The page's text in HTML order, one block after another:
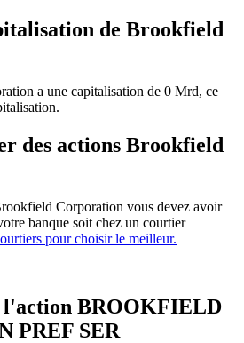
de Brookfield
a une capitalisation de 0 Mrd, ce
des actions Brookfield
Corporation vous devez avoir
banque soit chez un courtier
pour choisir le meilleur.
l'action BROOKFIELD
PREF SER